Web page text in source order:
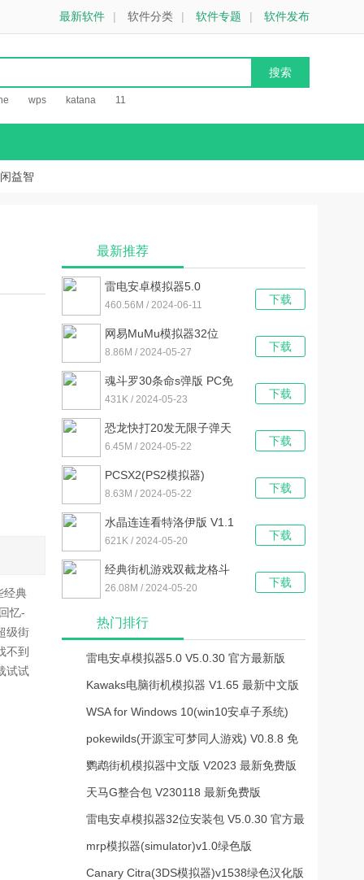
最新软件 | 软件分类 | 软件专题 | 软件发布
wps katana 11
益智
经典
忆-
级街
不到
试试
最新推荐
下载
雷电安卓模拟器5.0
V5.0.77 官方最新版
460.56M / 2024-06-11
下载
网易MuMu模拟器32位
V2.6.23.0 官方最新版
8.86M / 2024-05-27
下载
魂斗罗30条命s弹版 PC免
费版
431K / 2024-05-23
下载
恐龙快打20发无限子弹天
王版 中文PC版
6.45M / 2024-05-22
下载
PCSX2(PS2模拟器)
V1.7.0.1450 汉化免费版
8.63M / 2024-05-22
下载
水晶连连看特洛伊版 V1.1
免费电脑版
621K / 2024-05-20
下载
经典街机游戏双截龙格斗
电脑简化版
26.08M / 2024-05-20
热门排行
雷电安卓模拟器5.0 V5.0.30 官方最新版
Kawaks电脑街机模拟器 V1.65 最新中文版
WSA for Windows 10(win10安卓子系统)
V1.0 最新版
pokewilds(开源宝可梦同人游戏) V0.8.8 免
费版
鹦鹉街机模拟器中文版 V2023 最新免费版
天马G整合包 V230118 最新免费版
雷电安卓模拟器32位安装包 V5.0.30 官方最
新版
mrp模拟器(simulator)v1.0绿色版
Canary Citra(3DS模拟器)v1538绿色汉化版